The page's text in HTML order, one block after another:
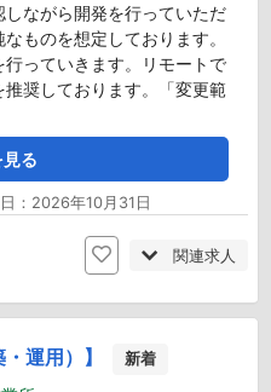
ながら開発を行っていただ
ものを想定しております。
っていきます。リモートで
奨しております。「変更範
る
：2026年10月31日
関連求人
運用）】 新着